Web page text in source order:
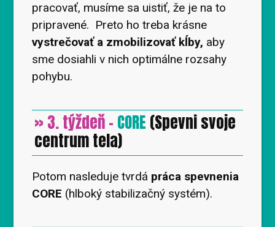
pracovať, musíme sa uistiť, že je na to
pripravené. Preto ho treba krásne
vystrečovať a zmobilizovať kĺby, aby
sme dosiahli v nich optimálne rozsahy
pohybu.
» 3. týždeň - CORE (Spevni svoje
centrum tela)
Potom nasleduje tvrdá práca spevnenia
CORE (hlboký stabilizačný systém).